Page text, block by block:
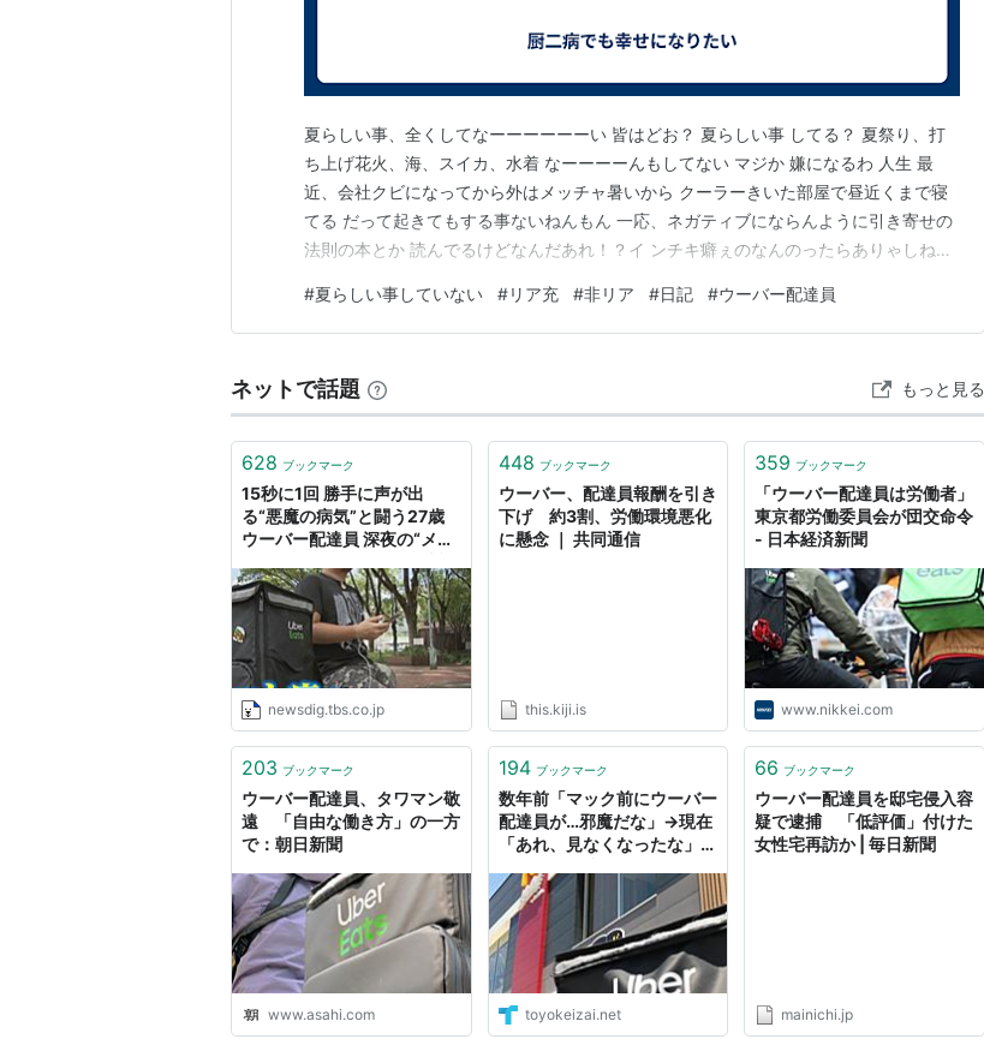
夏らしい事、全くしてなーーーーーーい 皆はどお？ 夏らしい事 してる？ 夏祭り、打
ち上げ花火、海、スイカ、水着 なーーーーんもしてない マジか 嫌になるわ 人生 最
近、会社クビになってから外はメッチャ暑いから クーラーきいた部屋で昼近くまで寝
てる だって起きてもする事ないねんもん 一応、ネガティブにならんように引き寄せの
法則の本とか 読んでるけどなんだあれ！？イ ンチキ癖ぇのなんのったらありゃしね
ねぇ あんなインチキ本、マジで信じてる人いるの！？って感じでした ほんでYouTube
でポジティブになれそうな人生は短い…
#夏らしい事していない #リア充 #非リア #日記 #ウーバー配達員
ネットで話題 もっと見る
628 ブックマーク
15秒に1回 勝手に声が出
る“悪魔の病気”と闘う27歳
ウーバー配達員 深夜の“メッ
者が話を聞いた トゥレット
症・チック症とは | TBS
NEWS DIG
newsdig.tbs.co.jp
448 ブックマーク
ウーバー、配達員報酬を引き
下げ 約3割、労働環境悪化
に懸念 ｜ 共同通信
this.kiji.is
359 ブックマーク
「ウーバー配達員は労働者」
東京都労働委員会が団交命令
- 日本経済新聞
www.nikkei.com
203 ブックマーク
ウーバー配達員、タワマン敬
遠 「自由な働き方」の一方
で：朝日新聞
www.asahi.com
194 ブックマーク
数年前「マック前にウーバー
配達員が…邪魔だな」→現在
「あれ、見なくなったな」
から消滅」した”意外な真相”
toyokeizai.net
66 ブックマーク
ウーバー配達員を邸宅侵入容
疑で逮捕 「低評価」付けた
女性宅再訪か | 毎日新聞
mainichi.jp